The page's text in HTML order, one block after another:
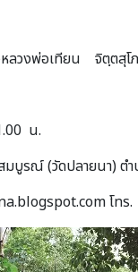
ลวงพ่อเทียน จิตฺตสุโ
น.
มบูรณ์ (วัดปลายนา)
โ